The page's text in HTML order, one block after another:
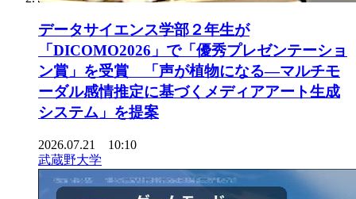
データサイエンス学部２年生が
「DICOMO2026」で「優秀プレゼンテーショ
ン賞」を受賞 「声が植物になる―マルチモ
ーダル感情推定に基づくメディアアート生成
システム」を提案
2026.07.21 10:10
武蔵野大学